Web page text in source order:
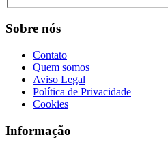
Sobre nós
Contato
Quem somos
Aviso Legal
Política de Privacidade
Cookies
Informação